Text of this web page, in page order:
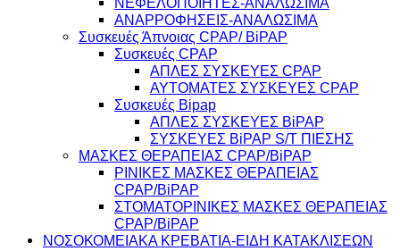
ΑΝΑΡΡΟΦΗΣΕΙΣ-ΑΝΑΛΩΣΙΜΑ
Συσκευές Άπνοιας CPAP/ BiPAP
Συσκευές CPAP
ΑΠΛΕΣ ΣΥΣΚΕΥΕΣ CPAP
ΑΥΤΟΜΑΤΕΣ ΣΥΣΚΕΥΕΣ CPAP
Συσκευές Bipap
ΑΠΛΕΣ ΣΥΣΚΕΥΕΣ BiPAP
ΣΥΣΚΕΥΕΣ BiPAP S/T ΠΙΕΣΗΣ
ΜΑΣΚΕΣ ΘΕΡΑΠΕΙΑΣ CPAP/BiPAP
ΡΙΝΙΚΕΣ ΜΑΣΚΕΣ ΘΕΡΑΠΕΙΑΣ
CPAP/BiPAP
ΣΤΟΜΑΤΟΡΙΝΙΚΕΣ ΜΑΣΚΕΣ ΘΕΡΑΠΕΙΑΣ
CPAP/BiPAP
ΝΟΣΟΚΟΜΕΙΑΚΑ ΚΡΕΒΑΤΙΑ-ΕΙΔΗ ΚΑΤΑΚΛΙΣΕΩΝ